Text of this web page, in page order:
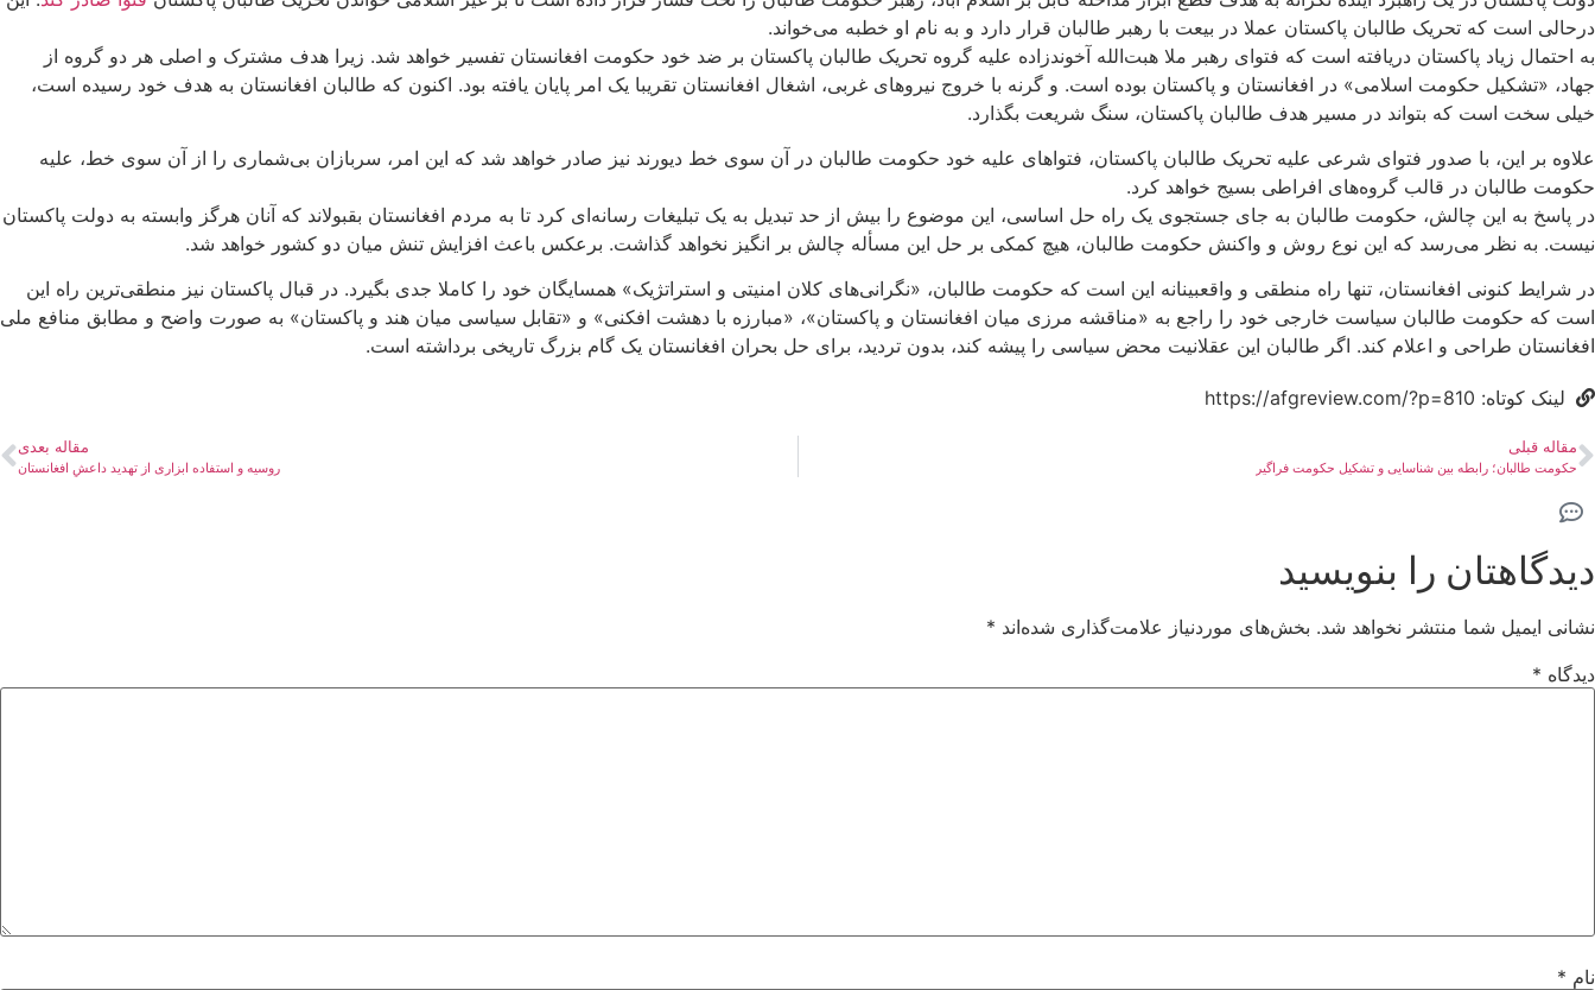
درحالی است که تحریک طالبان پاکستان عملا در بیعت با رهبر طالبان قرار دارد و به نام او خطبه می‌خواند.
به احتمال زیاد پاکستان دریافته است که فتوای رهبر ملا هبت‌الله آخوندزاده علیه گروه تحریک طالبان پاکستان بر ضد خود حکومت افغانستان تفسیر خواهد شد. زیرا هدف مشترک و اصلی هر دو گروه از
جهاد، «تشکیل حکومت اسلامی» در افغانستان و پاکستان بوده است. و گرنه با خروج نیروهای غربی، اشغال افغانستان تقریبا یک امر پایان یافته بود. اکنون که طالبان افغانستان به هدف خود رسیده است،
خیلی سخت است که بتواند در مسیر هدف طالبان پاکستان، سنگ شریعت بگذارد.
علاوه بر این، با صدور فتوای شرعی علیه تحریک طالبان پاکستان، فتواهای علیه خود حکومت طالبان در آن سوی خط دیورند نیز صادر خواهد شد که این امر، سربازان بی‌شماری را از آن سوی خط، علیه
حکومت طالبان در قالب گروه‌های افراطی بسیج خواهد کرد.
در پاسخ به این چالش، حکومت طالبان به جای جستجوی یک راه حل اساسی، این موضوع را بیش از حد تبدیل به یک تبلیغات رسانه‌ای کرد تا به مردم افغانستان بقبولاند که آنان هرگز وابسته به دولت پاکستان
نیست. به نظر می‌رسد که این نوع روش و واکنش حکومت طالبان، هیچ کمکی بر حل این مسأله چالش بر انگیز نخواهد گذاشت. برعکس باعث افزایش تنش میان دو کشور خواهد شد.
در شرایط کنونی افغانستان، تنها راه منطقی و واقعبینانه این است که حکومت طالبان، «نگرانی‌های کلان امنیتی و استراتژیک» همسایگان خود را کاملا جدی بگیرد. در قبال پاکستان نیز منطقی‌ترین راه این
است که حکومت طالبان سیاست خارجی خود را راجع به «مناقشه مرزی میان افغانستان و پاکستان»، «مبارزه با دهشت افکنی» و «تقابل سیاسی میان هند و پاکستان» به صورت واضح و مطابق منافع ملی
افغانستان طراحی و اعلام کند. اگر طالبان این عقلانیت محض سیاسی را پیشه کند، بدون تردید، برای حل بحران افغانستان یک گام بزرگ تاریخی برداشته است.
لینک کوتاه: https://afgreview.com/?p=810
مقاله قبلی
حکومت طالبان؛ رابطه بین شناسایی و تشکیل حکومت فراگیر
مقاله بعدی
روسیه و استفاده ابزاری از تهدید داعشِ افغانستان
دیدگاهتان را بنویسید
نشانی ایمیل شما منتشر نخواهد شد. بخش‌های موردنیاز علامت‌گذاری شده‌اند *
دیدگاه *
نام *